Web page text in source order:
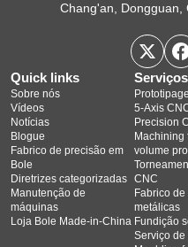
Chang'an, Dongguan,
Quick links
Sobre nós
Vídeos
Notícias
Blogue
Fabrico de precisão em
Bole
Diretrizes categorizadas
Manutenção de
máquinas
Loja Bole Made-in-China
Serviços
5‑Axis
Precision
Machining
volume
CNC
Fabrico
metálicas
Fundição
Serviço de